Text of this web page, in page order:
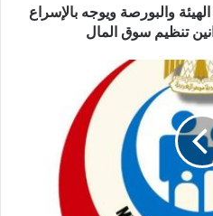
والبورصة ويوجه بالإسراع
تنظيم سوق المال